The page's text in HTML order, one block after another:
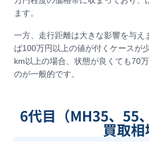
ます。
一方、走行距離は大きな影響を与え
ば100万円以上の値が付くケースが
km以上の場合、状態が良くても70
のが一般的です。
6代目（MH35、55
買取